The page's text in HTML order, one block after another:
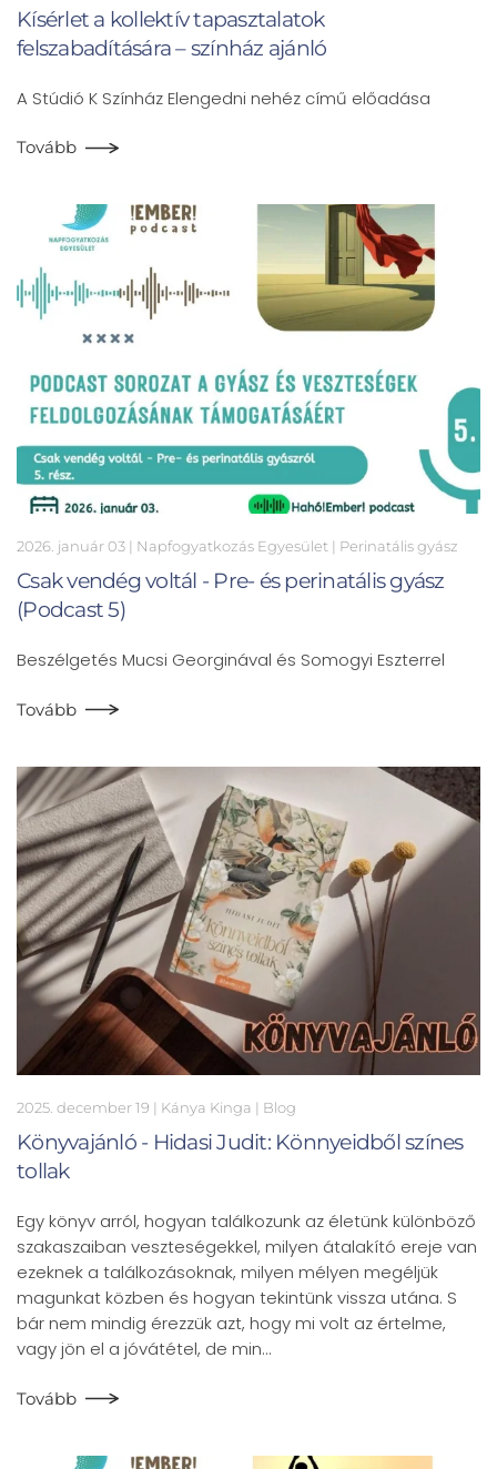
Kísérlet a kollektív tapasztalatok
felszabadítására – színház ajánló
A Stúdió K Színház Elengedni nehéz című előadása
Tovább
2026. január 03 | Napfogyatkozás Egyesület | Perinatális gyász
Csak vendég voltál - Pre- és perinatális gyász
(Podcast 5)
Beszélgetés Mucsi Georginával és Somogyi Eszterrel
Tovább
2025. december 19 | Kánya Kinga | Blog
Könyvajánló - Hidasi Judit: Könnyeidből színes
tollak
Egy könyv arról, hogyan találkozunk az életünk különböző
szakaszaiban veszteségekkel, milyen átalakító ereje van
ezeknek a találkozásoknak, milyen mélyen megéljük
magunkat közben és hogyan tekintünk vissza utána. S
bár nem mindig érezzük azt, hogy mi volt az értelme,
vagy jön el a jóvátétel, de min…
Tovább